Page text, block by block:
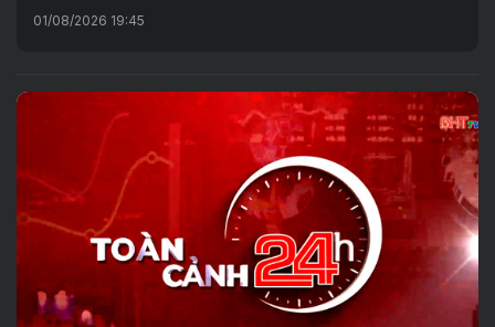
01/08/2026 19:45